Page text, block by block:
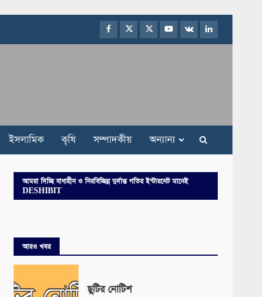
Facebook
TwitterInstagram
Youtube
VK LinkedIn
ইসলামিক কৃষি সম্পাদকীয় অন্যান্য
আমরা দিচ্ছি বাধাহীন ও নিরবিচ্ছিন্ন দুর্দান্ত গতির ইন্টারনেট মানেই
DESHIBIT
আরও খবর
ছুটির নোটিশ